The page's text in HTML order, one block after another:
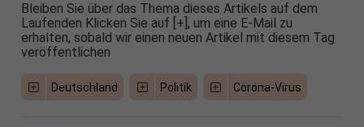
Bleiben Sie über das Thema dieses Artikels auf dem
Laufenden Klicken Sie auf [+], um eine E-Mail zu
erhalten, sobald wir einen neuen Artikel mit diesem Tag
veröffentlichen
Deutschland Politik Corona-Virus